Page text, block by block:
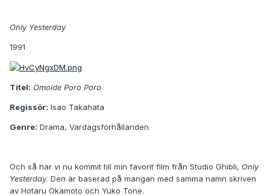
Only Yesterday
1991
Titel: Omoide Poro Poro
Regissör: Isao Takahata
Genre: Drama, Vardagsförhållanden
Och så har vi nu kommit till min favorit film från Studio Ghibli, Only
Yesterday. Den är baserad på mangan med samma namn skriven
av Hotaru Okamoto och Yuko Tone.